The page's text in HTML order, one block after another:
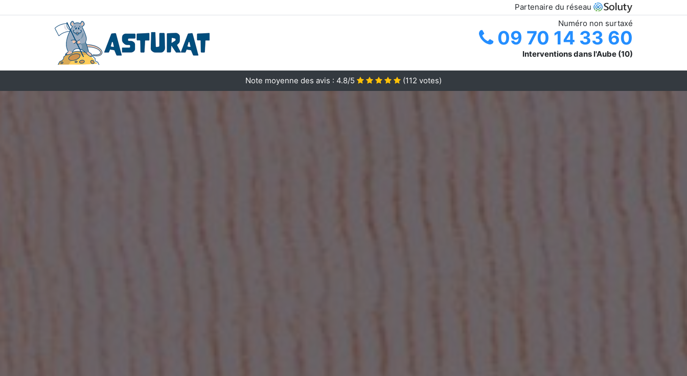
Partenaire du réseau
Numéro non surtaxé
09 70 14 33 60
Interventions dans l'Aube (10)
Note moyenne des avis : 4.8/5 (112 votes)